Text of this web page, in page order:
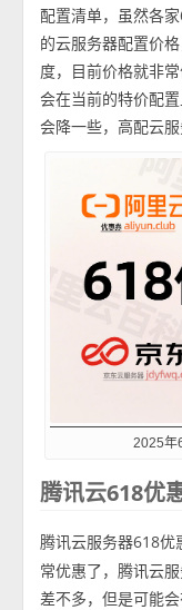
配置清单，虽然各
的云服务器配置价
度，目前价格就非
会在当前的特价配
会降一些，高配云服
2025年
腾讯云618优
腾讯云服务器618优
常优惠了，腾讯云
差不多，但是可能